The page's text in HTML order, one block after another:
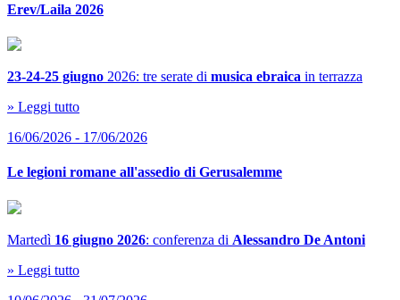
Erev/Laila 2026
23-24-25 giugno 2026: tre serate di musica ebraica in terrazza
» Leggi tutto
16/06/2026 - 17/06/2026
Le legioni romane all'assedio di Gerusalemme
Martedì 16 giugno 2026: conferenza di Alessandro De Antoni
» Leggi tutto